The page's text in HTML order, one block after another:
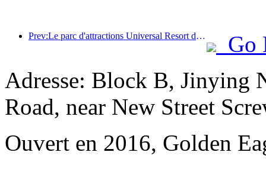
Prev:Le parc d'attractions Universal Resort de Pékin lancera son événement du Nouvel An chinois le 23 janvier, qui durera 40 jours.
Go
Adresse: Block B, Jinying
Road, near New Street
Ouvert en 2016, Golden